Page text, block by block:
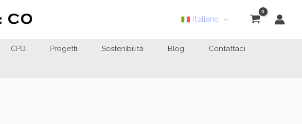
Italiano
CPD Progetti Sostenibilità Blog Contattaci